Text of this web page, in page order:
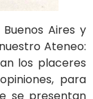
Aires y
Ateneo:
los placeres
para